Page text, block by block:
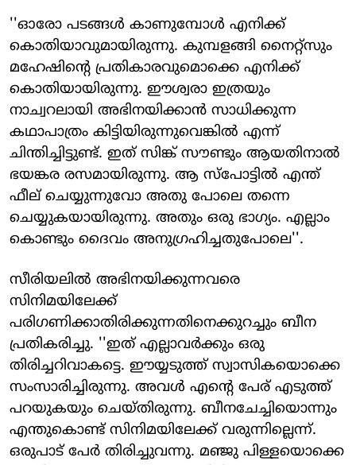
''ഓരോ പടങ്ങള്‍ കാണുമ്പോള്‍ എനിക്ക്
കൊതിയാവുമായിരുന്നു. കുമ്പളങ്ങി നൈറ്റ്‌സും
മഹേഷിന്റെ പ്രതികാരവുമൊക്കെ എനിക്ക്
കൊതിയായിരുന്നു. ഈശ്വരാ ഇത്രയും
നാച്വറലായി അഭിനയിക്കാന്‍ സാധിക്കുന്ന
കഥാപാത്രം കിട്ടിയിരുന്നുവെങ്കില്‍ എന്ന്
ചിന്തിച്ചിട്ടുണ്ട്. ഇത് സിങ്ക് സൗണ്ടും ആയതിനാല്‍
ഭയങ്കര രസമായിരുന്നു. ആ സ്‌പോട്ടില്‍ എന്ത്
ഫീല് ചെയ്യുന്നുവോ അതു പോലെ തന്നെ
ചെയ്യുകയായിരുന്നു. അതും ഒരു ഭാഗ്യം. എല്ലാം
കൊണ്ടും ദൈവം അനുഗ്രഹിച്ചതുപോലെ''.
സീരിയലില്‍ അഭിനയിക്കുന്നവരെ
സിനിമയിലേക്ക്
പരിഗണിക്കാതിരിക്കുന്നതിനെക്കുറച്ചും ബീന
പ്രതികരിച്ചു. ''ഇത് എല്ലാവര്‍ക്കും ഒരു
തിരിച്ചറിവാകട്ടെ. ഈയ്യടുത്ത് സ്വാസികയൊക്കെ
സംസാരിച്ചിരുന്നു. അവള്‍ എന്റെ പേര് എടുത്ത്
പറയുകയും ചെയ്തിരുന്നു. ബീനചേച്ചിയൊന്നും
എന്തുകൊണ്ട് സിനിമയിലേക്ക് വരുന്നില്ലെന്ന്.
ഒരുപാട് പേര്‍ തിരിച്ചുവന്നു. മഞ്ജു പിള്ളയൊക്കെ